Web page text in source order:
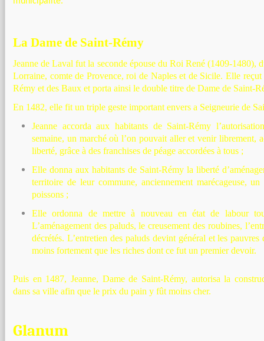
La Dame de Saint-Rémy
Jeanne de Laval fut la seconde épouse du Roi René (1409-1480),
Lorraine, comte de Provence, roi de Naples et de Sicile. Elle reçut
Rémy et des Baux et porta ainsi le double titre de Dame de Saint-
En 1482, elle fit un triple geste important envers a Seigneurie de
Jeanne accorda aux habitants de Saint-Rémy
semaine, un marché où l’on pouvait aller et venir librement,
liberté, grâce à des franchises de péage accordées à tous ;
Elle donna aux habitants de Saint-Rémy la liberté
territoire de leur commune, anciennement marécageuse,
poissons ;
Elle ordonna de mettre à nouveau en état de labour
L’aménagement des paluds, le creusement des roubines,
décrétés. L’entretien des paluds devint général et les
moins fortement que les riches dont ce fut un premier devoir.
Puis en 1487, Jeanne, Dame de Saint-Rémy, autorisa la
dans sa ville afin que le prix du pain y fût moins cher.
Glanum